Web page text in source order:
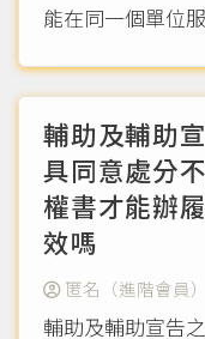
能在同一個單位
輔助及輔助
具同意處分
權書才能辦
效嗎
匿名（進階會員）
輔助及輔助宣告